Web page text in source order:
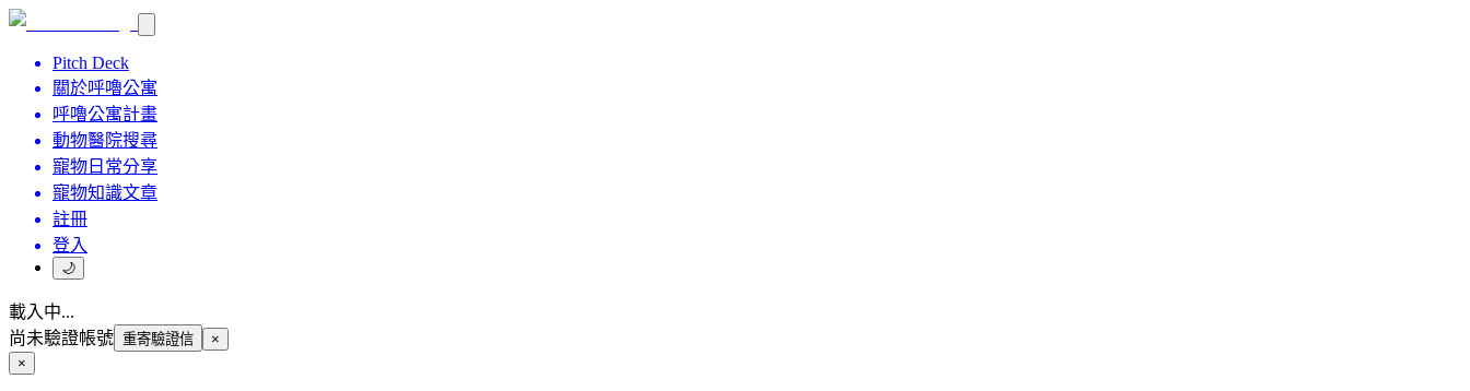
Pitch Deck
關於呼嚕公寓
呼嚕公寓計畫
動物醫院搜尋
寵物日常分享
寵物知識文章
註冊
登入
🌙
載入中...
尚未驗證帳號 重寄驗證信
×
×